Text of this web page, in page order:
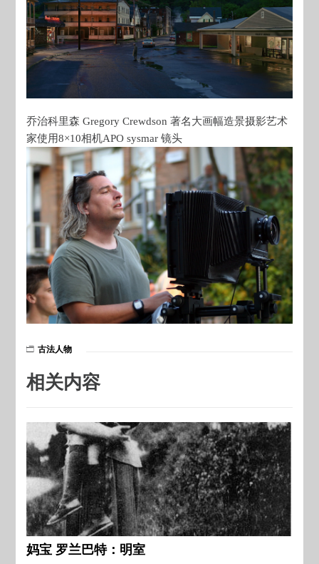
乔治科里森 Gregory Crewdson 著名大画幅造景摄影艺术
家使用8×10相机APO sysmar 镜头
古法人物
相关内容
妈宝 罗兰巴特：明室